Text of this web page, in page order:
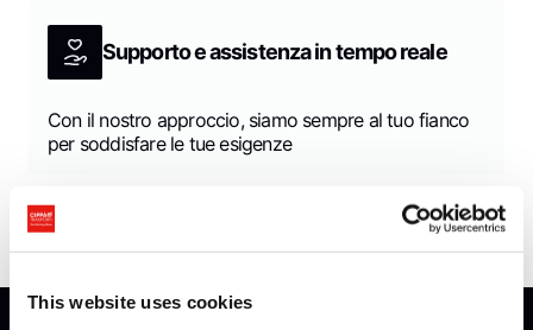
This website uses cookies
Supporto e assistenza in tempo reale
Con il nostro approccio, siamo sempre al tuo fianco
per soddisfare le tue esigenze